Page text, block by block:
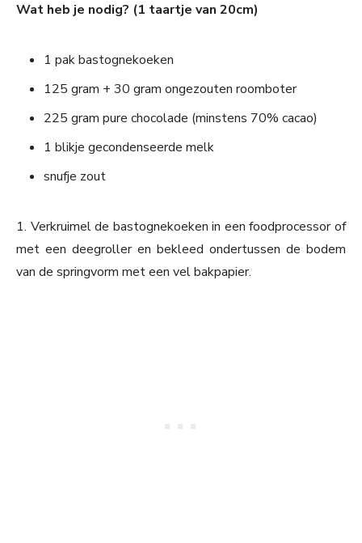
Wat heb je nodig? (1 taartje van 20cm)
1 pak bastognekoeken
125 gram + 30 gram ongezouten roomboter
225 gram pure chocolade (minstens 70% cacao)
1 blikje gecondenseerde melk
snufje zout
1. Verkruimel de bastognekoeken in een foodprocessor of
met een deegroller en bekleed ondertussen de bodem
van de springvorm met een vel bakpapier.